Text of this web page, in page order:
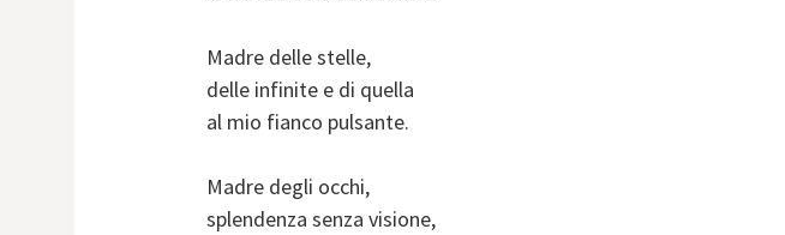
Madre delle stelle,
delle infinite e di quella
al mio fianco pulsante.
Madre degli occhi,
splendenza senza visione,